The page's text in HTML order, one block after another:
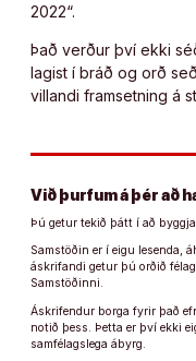
2022“.
Það verður því ekki
lagist í bráð og orð
villandi framsetning á
Við þurfum á þér að
Þú getur tekið þátt í að
Samstöðin er í eigu lesenda,
áskrifandi getur þú orðið
Samstöðinni.
Áskrifendur borga fyrir það
notið þess. Þetta er því ekki
samfélagslega ábyrg.